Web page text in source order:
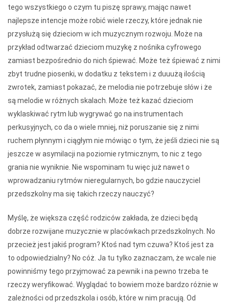
tego wszystkiego o czym tu piszę sprawy, mając nawet
najlepsze intencje może robić wiele rzeczy, które jednak nie
przysłużą się dzieciom w ich muzycznym rozwoju. Może na
przykład odtwarzać dzieciom muzykę z nośnika cyfrowego
zamiast bezpośrednio do nich śpiewać. Może też śpiewać z nimi
zbyt trudne piosenki, w dodatku z tekstem i z duuużą ilością
zwrotek, zamiast pokazać, że melodia nie potrzebuje słów i że
są melodie w różnych skalach. Może też kazać dzieciom
wyklaskiwać rytm lub wygrywać go na instrumentach
perkusyjnych, co da o wiele mniej, niż poruszanie się z nimi
ruchem płynnym i ciągłym nie mówiąc o tym, że jeśli dzieci nie są
jeszcze w asymilacji na poziomie rytmicznym, to nic z tego
grania nie wyniknie. Nie wspominam tu więc już nawet o
wprowadzaniu rytmów nieregularnych, bo gdzie nauczyciel
przedszkolny ma się takich rzeczy nauczyć?
Myślę, że większa część rodziców zakłada, że dzieci będą
dobrze rozwijane muzycznie w placówkach przedszkolnych. No
przecież jest jakiś program? Ktoś nad tym czuwa? Ktoś jest za
to odpowiedzialny? No cóż. Ja tu tylko zaznaczam, że wcale nie
powinniśmy tego przyjmować za pewnik i na pewno trzeba te
rzeczy weryfikować. Wyglądać to bowiem może bardzo różnie w
zależności od przedszkola i osób, które w nim pracują. Od